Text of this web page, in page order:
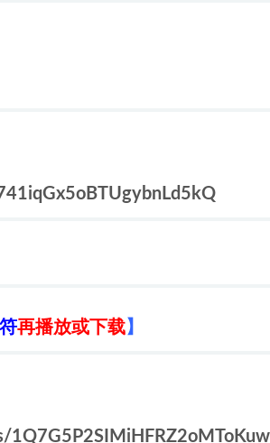
再播放或下载】
1Q7G5P2SIMiHFRZ2oMToKuw